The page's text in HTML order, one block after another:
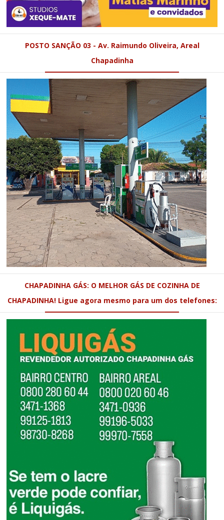
POSTO SANÇÃO 03 - Av. Raimundo Oliveira, Areal
Chapadinha
CHAPADINHA GÁS: O MELHOR GÁS DE COZINHA DE
CHAPADINHA! Ligue agora mesmo para um dos telefones: